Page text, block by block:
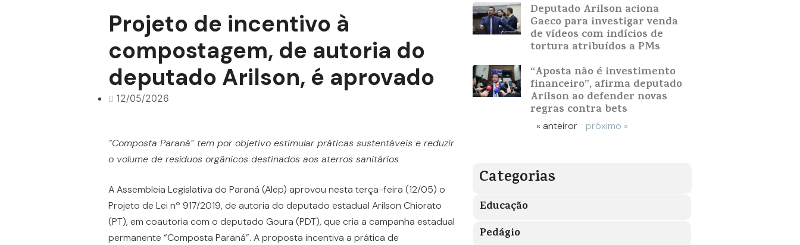
Projeto de incentivo à
compostagem, de autoria do
deputado Arilson, é aprovado
12/05/2026
“Composta Paraná” tem por objetivo estimular práticas sustentáveis e reduzir
o volume de resíduos orgânicos destinados aos aterros sanitários
A Assembleia Legislativa do Paraná (Alep) aprovou nesta terça-feira (12/05) o
Projeto de Lei nº 917/2019, de autoria do deputado estadual Arilson Chiorato
(PT), em coautoria com o deputado Goura (PDT), que cria a campanha estadual
permanente “Composta Paraná”. A proposta incentiva a prática de
Deputado Arilson aciona
Gaeco para investigar venda
de vídeos com indícios de
tortura atribuídos a PMs
“Aposta não é investimento
financeiro”, afirma deputado
Arilson ao defender novas
regras contra bets
« anteiror próximo »
Categorias
Educação
Pedágio